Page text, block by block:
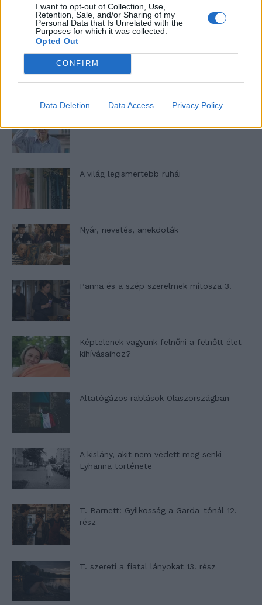
I want to opt-out of Collection, Use,
Retention, Sale, and/or Sharing of my
Personal Data that Is Unrelated with the
Purposes for which it was collected.
Opted Out
CONFIRM
Data Deletion Data Access Privacy Policy
A legidegesítőbb kifejezések laza
gyűjteménye
Elyna Robbs: Adéle és az örökölt árnyak
13. rész
A világ legismertebb ruhái
Nyár, nevetés, anekdoták
Panna és a szép szerelmek mítosza 3.
Képtelenek vagyunk felnőni a felnőtt élet
kihívásaihoz?
Altatógázos rablások Olaszországban
A kislány, akit nem védett meg senki –
Lyhanna története
T. Barnett: Gyilkosság a Garda-tónál 12.
rész
T. szereti a fiatal lányokat 13. rész